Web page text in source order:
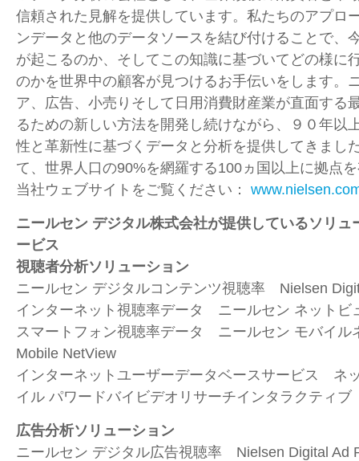
信頼された見解を提供しています。私たちのアプロ
ンデータと他のデータソースを結び付けることで、
が起こるのか、そしてこの知識に基づいてどの様に
のかを世界中の顧客が見つけるお手伝いをします。
ア、広告、小売りそして日用消費財産業が直面する
るための新しい方法を開発し続けながら、９０年以
性と革新性に基づくデータと分析を提供してきまし
て、世界人口の90%を網羅する100ヵ国以上に拠点
当社ウェブサイトをご覧ください：
ニールセン デジタル株式会社が提供しているソリュ
ービス
視聴者分析ソリューション
ニールセン デジタルコンテンツ視聴率 Nielsen
インターネット視聴率データ ニールセン ネットビ
スマートフォン視聴率データ ニールセン モバイ
Mobile NetView
インターネットユーザーデータベースサービス ネ
イル パワードバイビデオリサーチインタラクティ
広告分析ソリューション
ニールセン デジタル広告視聴率 Nielsen Digital Ad